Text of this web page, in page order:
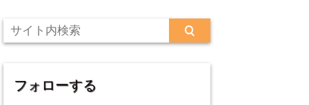
フォローする